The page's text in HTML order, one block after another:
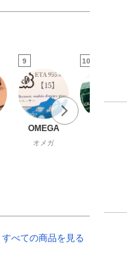
9
OMEGA
オメガ
10
すべての商品を見る